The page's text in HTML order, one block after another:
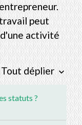
peut
activité
Tout déplierkeyboard_arrow_down
statuts ?